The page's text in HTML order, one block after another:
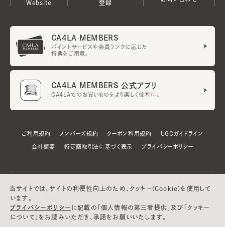
Website
登録
CA4LA MEMBERS
ポイントサービスや会員ランクに応じた
特典をご用意。
CA4LA MEMBERS 公式アプリ
CA4LAでのお買いものをより楽しく便利に。
ご利用規約 メンバーズ規約 クーポン利用規約 UGCガイドライン
会社概要 特定商取引法に基づく表示 プライバシーポリシー
当サイトでは、サイトの利便性向上のため、クッキー(Cookie)を使用して
います。
プライバシーポリシー に記載の「個人情報の第三者提供」及び「クッキー
について」をお読みいただき、承諾をお願いいたします。